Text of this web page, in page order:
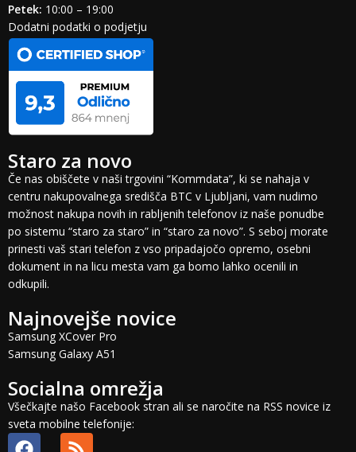
Petek: 10:00 – 19:00
Dodatni podatki o podjetju
Staro za novo
Če nas obiščete v naši trgovini “Kommdata”, ki se nahaja v
centru nakupovalnega središča BTC v Ljubljani, vam nudimo
možnost nakupa novih in rabljenih telefonov iz naše ponudbe
po sistemu “staro za staro” in “staro za novo”. S seboj morate
prinesti vaš stari telefon z vso pripadajočo opremo, osebni
dokument in na licu mesta vam ga bomo lahko ocenili in
odkupili.
Najnovejše novice
Samsung XCover Pro
Samsung Galaxy A51
Socialna omrežja
Všečkajte našo Facebook stran ali se naročite na RSS novice iz
sveta mobilne telefonije: